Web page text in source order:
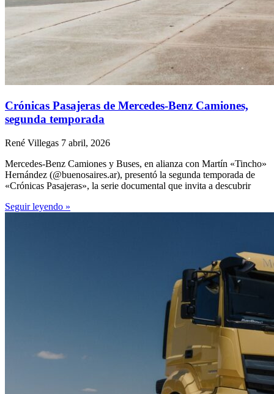
Crónicas Pasajeras de Mercedes-Benz Camiones,
segunda temporada
René Villegas 7 abril, 2026
Mercedes-Benz Camiones y Buses, en alianza con Martín «Tincho»
Hernández (@buenosaires.ar), presentó la segunda temporada de
«Crónicas Pasajeras», la serie documental que invita a descubrir
Seguir leyendo »